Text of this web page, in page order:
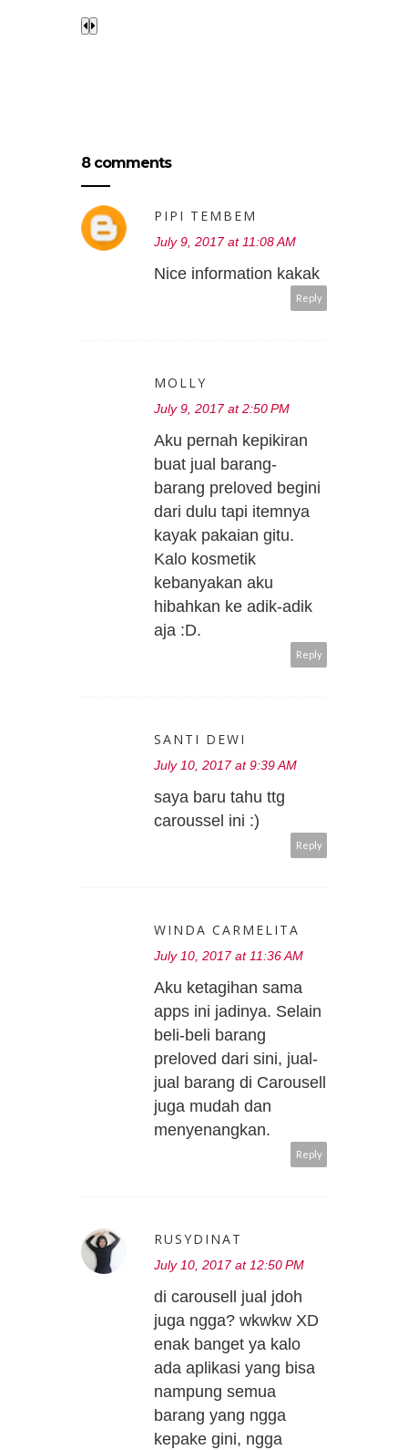
8 comments
PIPI TEMBEM
July 9, 2017 at 11:08 AM
Nice information kakak
Reply
MOLLY
July 9, 2017 at 2:50 PM
Aku pernah kepikiran
buat jual barang-
barang preloved begini
dari dulu tapi itemnya
kayak pakaian gitu.
Kalo kosmetik
kebanyakan aku
hibahkan ke adik-adik
aja :D.
Reply
SANTI DEWI
July 10, 2017 at 9:39 AM
saya baru tahu ttg
caroussel ini :)
Reply
WINDA CARMELITA
July 10, 2017 at 11:36 AM
Aku ketagihan sama
apps ini jadinya. Selain
beli-beli barang
preloved dari sini, jual-
jual barang di Carousell
juga mudah dan
menyenangkan.
Reply
RUSYDINAT
July 10, 2017 at 12:50 PM
di carousell jual jdoh
juga ngga? wkwkw XD
enak banget ya kalo
ada aplikasi yang bisa
nampung semua
barang yang ngga
kepake gini, ngga